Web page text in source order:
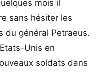
mois il
sans hésiter les
du général Petraeus.
Unis en
soldats dans